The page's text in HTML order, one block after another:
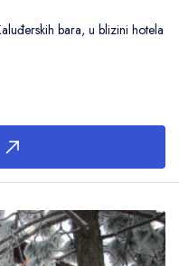
bara, u blizini hotela